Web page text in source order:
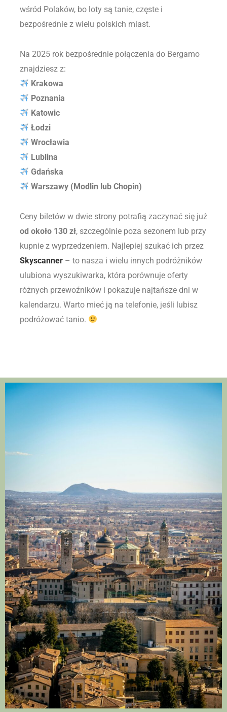
wśród Polaków, bo loty są tanie, częste i
bezpośrednie z wielu polskich miast.
Na 2025 rok bezpośrednie połączenia do Bergamo
znajdziesz z:
Krakowa
Poznania
Katowic
Łodzi
Wrocławia
Lublina
Gdańska
Warszawy (Modlin lub Chopin)
Ceny biletów w dwie strony potrafią zaczynać się już
od około 130 zł, szczególnie poza sezonem lub przy
kupnie z wyprzedzeniem. Najlepiej szukać ich przez
Skyscanner – to nasza i wielu innych podróżników
ulubiona wyszukiwarka, która porównuje oferty
różnych przewoźników i pokazuje najtańsze dni w
kalendarzu. Warto mieć ją na telefonie, jeśli lubisz
podróżować tanio.